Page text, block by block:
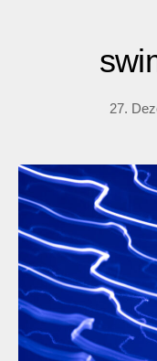
27.